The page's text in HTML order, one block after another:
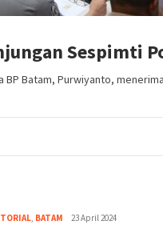
Sespimti
BP Batam, Purwiyanto,
, BATAM Pijarkepri.com
23 April 2024